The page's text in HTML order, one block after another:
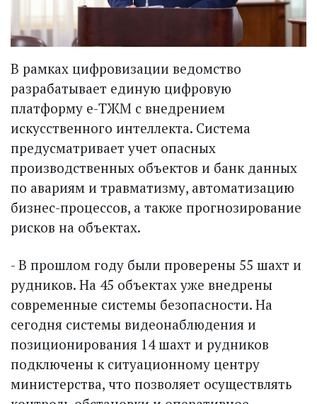
В рамках цифровизации ведомство
разрабатывает единую цифровую
платформу е-ТЖМ с внедрением
искусственного интеллекта. Система
предусматривает учет опасных
производственных объектов и банк данных
по авариям и травматизму, автоматизацию
бизнес-процессов, а также прогнозирование
рисков на объектах.
- В прошлом году были проверены 55 шахт и
рудников. На 45 объектах уже внедрены
современные системы безопасности. На
сегодня системы видеонаблюдения и
позиционирования 14 шахт и рудников
подключены к ситуационному центру
министерства, что позволяет осуществлять